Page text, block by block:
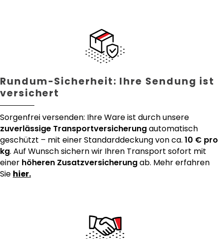
Rundum-Sicherheit: Ihre Sendung ist
versichert
Sorgenfrei versenden: Ihre Ware ist durch unsere
zuverlässige Transportversicherungautomatisch
geschützt – mit einer Standarddeckung von ca. 10 € pro
kg. Auf Wunsch sichern wir Ihren Transport sofort mit
einer höheren Zusatzversicherungab. Mehr erfahren
Sie hier.